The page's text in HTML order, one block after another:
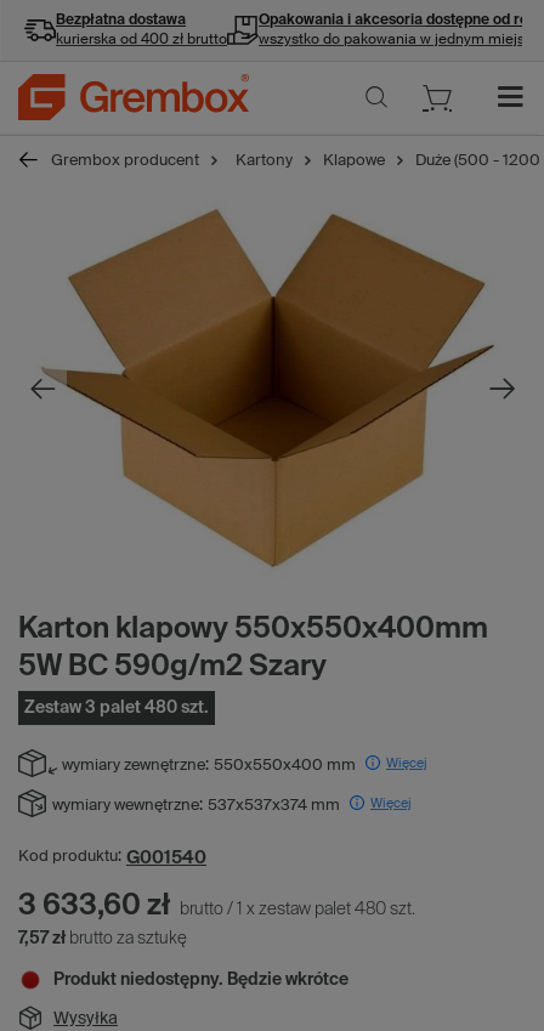
Bezpłatna dostawa
kurierska od 400 zł brutto
Opakowania i akcesoria dostępne od ręki
wszystko do pakowania w jednym miejscu
Grembox producent Kartony Klapowe Duże (500 -
Karton klapowy 550x550x400mm
5W BC 590g/m2 Szary
Zestaw 3 palet 480 szt.
wymiary zewnętrzne: 550x550x400 mm Więcej
wymiary wewnętrzne: 537x537x374 mm Więcej
Kod produktu: G001540
3 633,60 zł brutto / x zestaw palet 480 szt.
7,57 zł brutto za sztukę
Produkt niedostępny. Będzie wkrótce
Wysyłka